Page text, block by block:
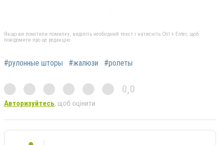
Якщо ви помітили помилку, виділіть необхідний текст і натисніть Ctrl + Enter, щоб
повідомити про це редакцію
#рулонные шторы #жалюзи #ролеты
0,0
Авторизуйтесь, щоб оцінити